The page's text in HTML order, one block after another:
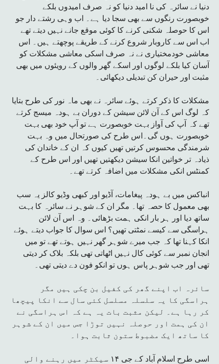
دنیا نے سائرہ کی نا امید دنیا کو نہ صرف امیدوں بلکے
خوبصورت رنگوں سے بھی سجا دیا ہے۔ اب وہی رشتے دار جو
اس کا حوصلہ شکنی کرنے کا کوئی موقع جانے نہیں دیتے تھے
اب اس سے کاروبار شروع کرنے کے طریقے پوچھتے ہیں۔ اس
معاشی خودمختیاری نے نہ صرف اسکی معاشی مشکلات کو
آسان کیا بلکے لوگوں اور اسکے گھر والوں کے رویئوں میں بھی
مثبت اور حیران کن تبدیلی دیکھائی۔
مشکلات کا ذکر کرتے ہوئے سائرہ نے بھی ماہ نور کی طرح بتایا
کہ لوگ اس کے آن لائن سیشن کے دوران بے ہودہ میسج کرتے
تھے کہ آپ کی آواز بہت خوبصورت ہے تو آپ خود بھی بہت
خوبصورت ہوں گی۔اس طرح کی صورتحال میں وہ بہت
شرمندگی محسوس کرتیں تھیں کیوں کہ ان کے خاندان کی
ذیادہ تر خواتین انکا سیشن دیکھتیں تھیں اور اس طرح کے
کمنٹس انکی مشکلات میں اضافہ کرتے تھے۔
انباکس میں بے ہودہ پیغامات، آڈیو اور کبھی وڈیو کالز یہ سب
بھی معمول کا حصہ تھا۔ مگر ان کے شوہر نے سائرہ کا بہت
ساتھ دیا اور ہر بار انکی ہمت بڑھائی۔ وہ اس آن لائن
ہراسگی سے کیسے نمٹتی تھیں؟ اس سوال کا جواب دیتے ہوئے
انکا کہنا تھا کہ جب میرے شوہر گھر نہیں ہوتے تھے تو میں
انجان نمبر سے کوئی کال نہیں اٹھاتی تھی بلکہ بلاک کر دیتی
تھی اور جب شوہر پاس ہوں تو انکو فون دے دیتی تھی۔
سائرہ اب اپنے گھر کی کفیل بن چکی ہیں مگر
ہراسگی کا یہ سلسلہ مسلسل کئی سال سے انکا پیچھا
کر رہا ہے۔ لیکن مثبت بات یہ ہے کہ اس ہراسگی نے
ان کی ہمت اور حوصلہ نہیں توڑا جس میں ان کے شوہر
کا ساتھ ایک مضبوط ستون ثابت ہوا۔
اسی طرح اسلام آباد کے جی ۱۴ سیکٹر میں رہنے والی